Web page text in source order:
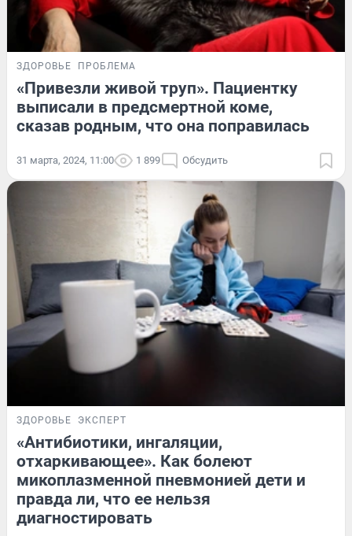
ЗДОРОВЬЕ ПРОБЛЕМА
«Привезли живой труп». Пациентку
выписали в предсмертной коме,
сказав родным, что она поправилась
31 марта, 2024, 11:00 1 899 Обсудить
ЗДОРОВЬЕ ЭКСПЕРТ
«Антибиотики, ингаляции,
отхаркивающее». Как болеют
микоплазменной пневмонией дети и
правда ли, что ее нельзя
диагностировать